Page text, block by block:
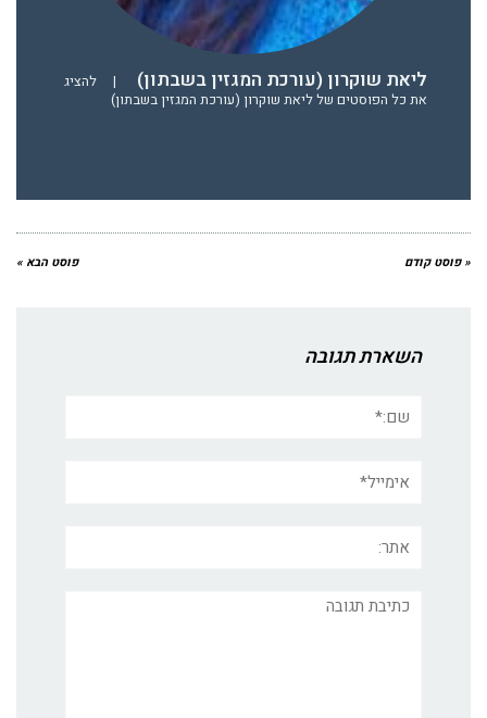
ליאת שוקרון (עורכת המגזין בשבתון) |
להציג
את כל הפוסטים של ליאת שוקרון (עורכת המגזין בשבתון)
« פוסט קודם פוסט הבא »
השארת תגובה
תגובה